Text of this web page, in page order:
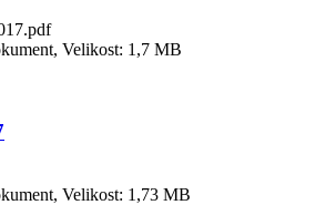
Velikost: 1,7 MB
Velikost: 1,73 MB